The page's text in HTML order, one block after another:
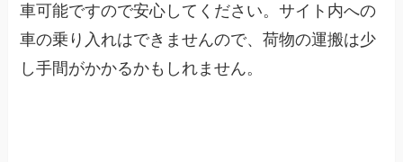
車可能ですので安心してください。サイト内への
車の乗り入れはできませんので、荷物の運搬は少
し手間がかかるかもしれません。